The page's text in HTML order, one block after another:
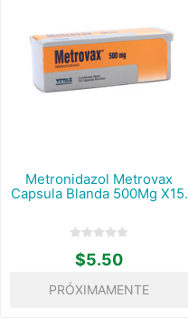
Metronidazol Metrovax
Capsula Blanda 500Mg X15.
$5.50
PRÓXIMAMENTE